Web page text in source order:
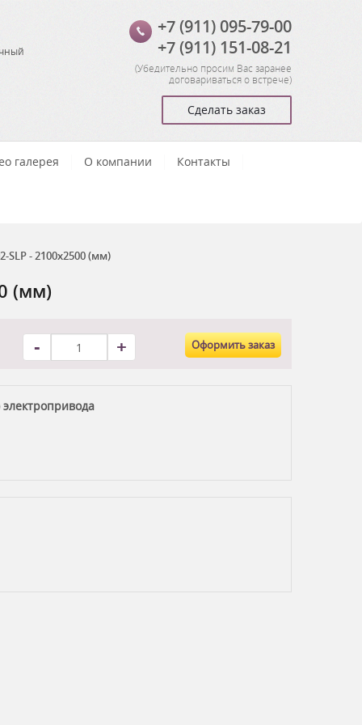
+7 (911) 095-79-00
+7 (911) 151-08-21
(Убедительно просим Вас заранее
договариваться о встрече)
Сделать заказ
галерея О компании Контакты
- 2100x2500 (мм)
(мм)
- + Оформить заказ